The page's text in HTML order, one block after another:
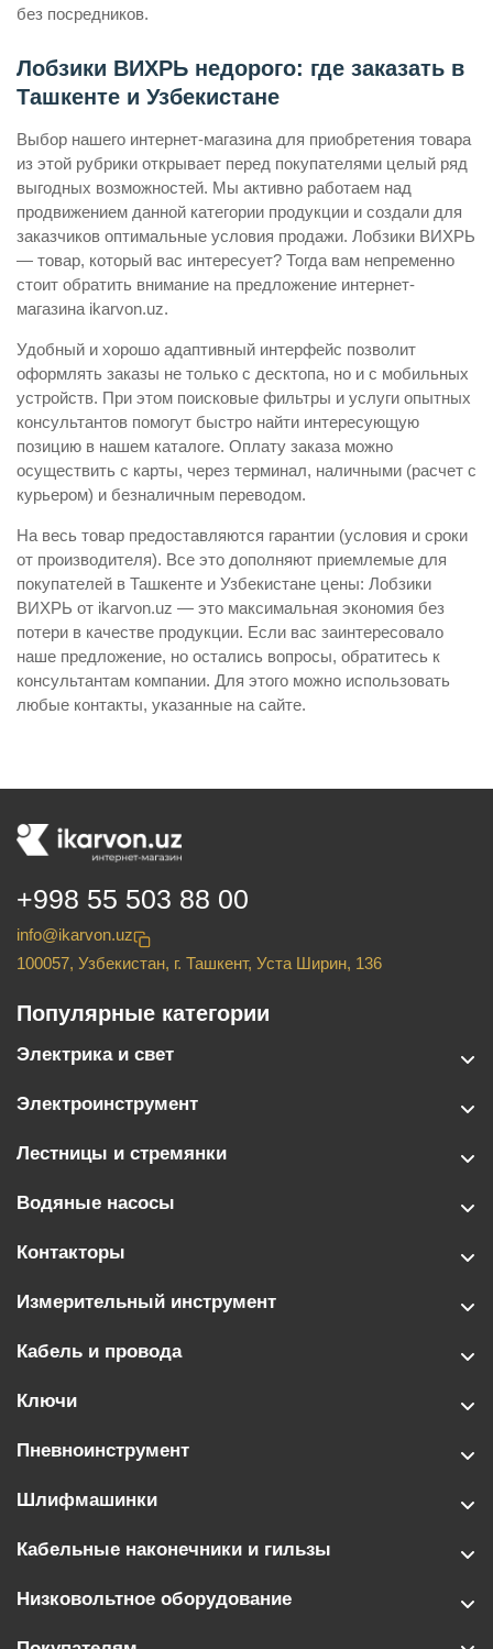
без посредников.
Лобзики ВИХРЬ недорого: где заказать в
Ташкенте и Узбекистане
Выбор нашего интернет-магазина для приобретения товара
из этой рубрики открывает перед покупателями целый ряд
выгодных возможностей. Мы активно работаем над
продвижением данной категории продукции и создали для
заказчиков оптимальные условия продажи. Лобзики ВИХРЬ
— товар, который вас интересует? Тогда вам непременно
стоит обратить внимание на предложение интернет-
магазина ikarvon.uz.
Удобный и хорошо адаптивный интерфейс позволит
оформлять заказы не только с десктопа, но и с мобильных
устройств. При этом поисковые фильтры и услуги опытных
консультантов помогут быстро найти интересующую
позицию в нашем каталоге. Оплату заказа можно
осуществить с карты, через терминал, наличными (расчет с
курьером) и безналичным переводом.
На весь товар предоставляются гарантии (условия и сроки
от производителя). Все это дополняют приемлемые для
покупателей в Ташкенте и Узбекистане цены: Лобзики
ВИХРЬ от ikarvon.uz — это максимальная экономия без
потери в качестве продукции. Если вас заинтересовало
наше предложение, но остались вопросы, обратитесь к
консультантам компании. Для этого можно использовать
любые контакты, указанные на сайте.
+998 55 503 88 00
info@ikarvon.uz
100057, Узбекистан, г. Ташкент, Уста Ширин, 136
Популярные категории
Электрика и свет
Электроинструмент
Лестницы и стремянки
Водяные насосы
Контакторы
Измерительный инструмент
Кабель и провода
Ключи
Пневноинструмент
Шлифмашинки
Кабельные наконечники и гильзы
Низковольтное оборудование